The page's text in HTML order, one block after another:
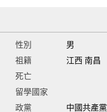
性別
男
祖籍
江西 南昌
死亡
留學國家
政黨
中國共產黨